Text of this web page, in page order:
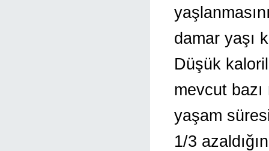
damar yaşı
Düşük
mevcut
yaşam
1/3